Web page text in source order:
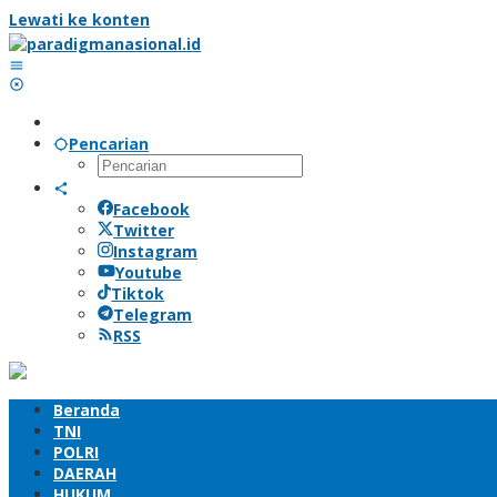
Lewati ke konten
Pencarian
Facebook
Twitter
Instagram
Youtube
Tiktok
Telegram
RSS
Beranda
TNI
POLRI
DAERAH